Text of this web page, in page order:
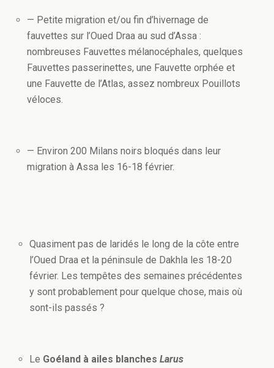
— Petite migration et/ou fin d’hivernage de
fauvettes sur l’Oued Draa au sud d’Assa :
nombreuses Fauvettes mélanocéphales, quelques
Fauvettes passerinettes, une Fauvette orphée et
une Fauvette de l’Atlas, assez nombreux Pouillots
véloces.
— Environ 200 Milans noirs bloqués dans leur
migration à Assa les 16-18 février.
Quasiment pas de laridés le long de la côte entre
l’Oued Draa et la péninsule de Dakhla les 18-20
février. Les tempêtes des semaines précédentes
y sont probablement pour quelque chose, mais où
sont-ils passés ?
Le Goéland à ailes blanchesLarus